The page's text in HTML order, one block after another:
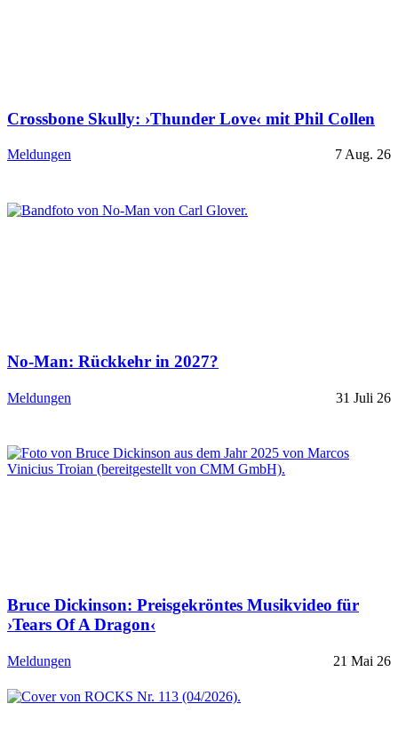
Crossbone Skully: ›Thunder Love‹ mit Phil Collen
Meldungen 7 Aug. 26
No-Man: Rückkehr in 2027?
Meldungen 31 Juli 26
Bruce Dickinson: Preisgekröntes Musikvideo für
›Tears Of A Dragon‹
Meldungen 21 Mai 26